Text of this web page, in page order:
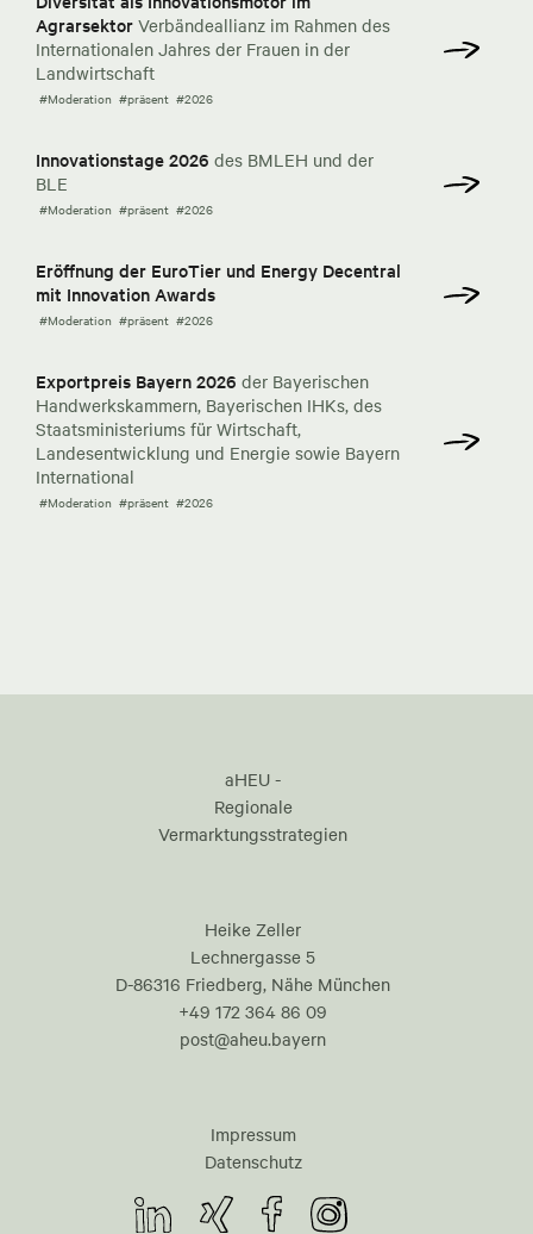
Agrarsektor Verbändeallianz im Rahmen des
Internationalen Jahres der Frauen in der
Landwirtschaft
#Moderation #präsent #2026
Innovationstage 2026 des BMLEH und der
BLE
#Moderation #präsent #2026
Eröffnung der EuroTier und Energy Decentral
mit Innovation Awards
#Moderation #präsent #2026
Exportpreis Bayern 2026 der Bayerischen
Handwerkskammern, Bayerischen IHKs, des
Staatsministeriums für Wirtschaft,
Landesentwicklung und Energie sowie Bayern
International
#Moderation #präsent #2026
aHEU -
Regionale
Vermarktungsstrategien
Heike Zeller
Lechnergasse 5
D-86316 Friedberg, Nähe München
+49 172 364 86 09
post@aheu.bayern
Impressum
Datenschutz